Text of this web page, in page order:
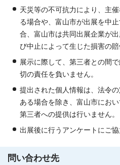
天災等の不可抗力により、主
る場合や、富山市が出展を中
合、富山市は共同出展企業が
び中止によって生じた損害の賠
展示に際して、第三者との間
切の責任を負いません。
提出された個人情報は、法令
ある場合を除き、富山市にお
第三者への提供は行いません。
出展後に行うアンケートにご協
問い合わせ先